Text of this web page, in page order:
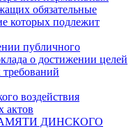
обязательные
которых подлежит
публичного
о достижении целей
требований
воздействия
актов
ДИНСКОГО